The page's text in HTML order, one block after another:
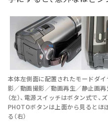
本体左側面に配置されたモードダイ
影／動画撮影／動画再生／静止画再
（左）、電源スイッチはボタン式で、
PHOTOボタンは上面から見るとほ
る（右）